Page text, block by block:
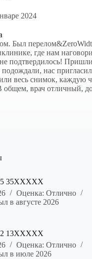
2024
Был
где нам
подтвердилось!
нас
весь снимок, каждую
врач отличный,
35XXXXX
Оценка: Отлично
в августе 2026
13XXXXX
Оценка: Отлично
в июле 2026